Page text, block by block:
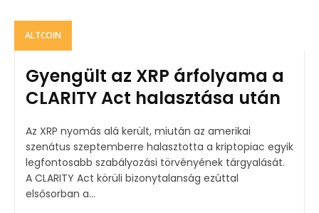
ALTCOIN
Gyengült az XRP árfolyama a
CLARITY Act halasztása után
Az XRP nyomás alá került, miután az amerikai
szenátus szeptemberre halasztotta a kriptopiac egyik
legfontosabb szabályozási törvényének tárgyalását.
A CLARITY Act körüli bizonytalanság ezúttal
elsősorban a...